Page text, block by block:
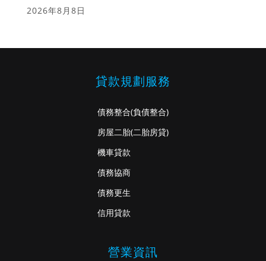
2026年8月8日
貸款規劃服務
債務整合(負債整合)
房屋二胎(二胎房貸)
機車貸款
債務協商
債務更生
信用貸款
營業資訊